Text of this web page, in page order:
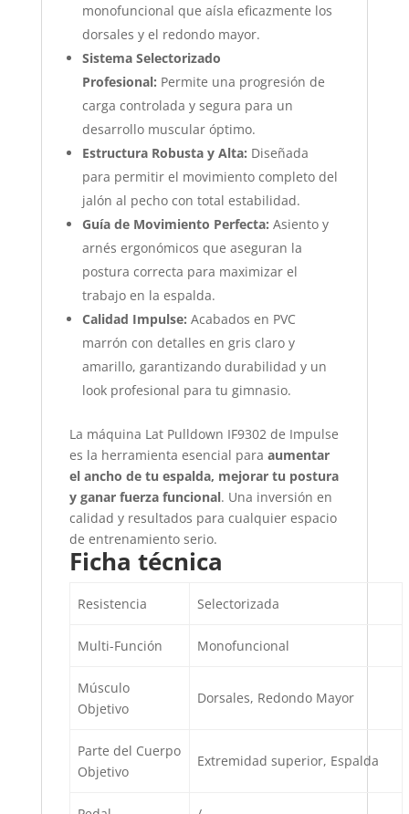
monofuncional que aísla eficazmente los
dorsales y el redondo mayor.
Sistema Selectorizado
Profesional: Permite una progresión de
carga controlada y segura para un
desarrollo muscular óptimo.
Estructura Robusta y Alta: Diseñada
para permitir el movimiento completo del
jalón al pecho con total estabilidad.
Guía de Movimiento Perfecta: Asiento y
arnés ergonómicos que aseguran la
postura correcta para maximizar el
trabajo en la espalda.
Calidad Impulse: Acabados en PVC
marrón con detalles en gris claro y
amarillo, garantizando durabilidad y un
look profesional para tu gimnasio.
La máquina Lat Pulldown IF9302 de Impulse
es la herramienta esencial para aumentar
el ancho de tu espalda, mejorar tu postura
y ganar fuerza funcional. Una inversión en
calidad y resultados para cualquier espacio
de entrenamiento serio.
Ficha técnica
Resistencia Selectorizada
Multi-Función Monofuncional
Músculo
Objetivo
Dorsales, Redondo Mayor
Parte del Cuerpo
Objetivo
Extremidad superior, Espalda